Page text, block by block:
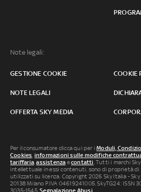
Note legali:
GESTIONE COOKIE COOKIE
NOTE LEGALI
OFFERTA SKY MEDIA
Per il consumatore clicca qui per iModuli,
Cookies, informazioni sulle modifiche
tariffaria,assistenza econtatti. Tutti i marchi
intellettuale in essi contenuti, sono di proprietà di
utilizzati su licenza. Copyright 2026 Sky Italia -
20138 Milano P.IVA 04619241005. SkyTG24: ISSN
3035-1545.Segnalazione Abusi